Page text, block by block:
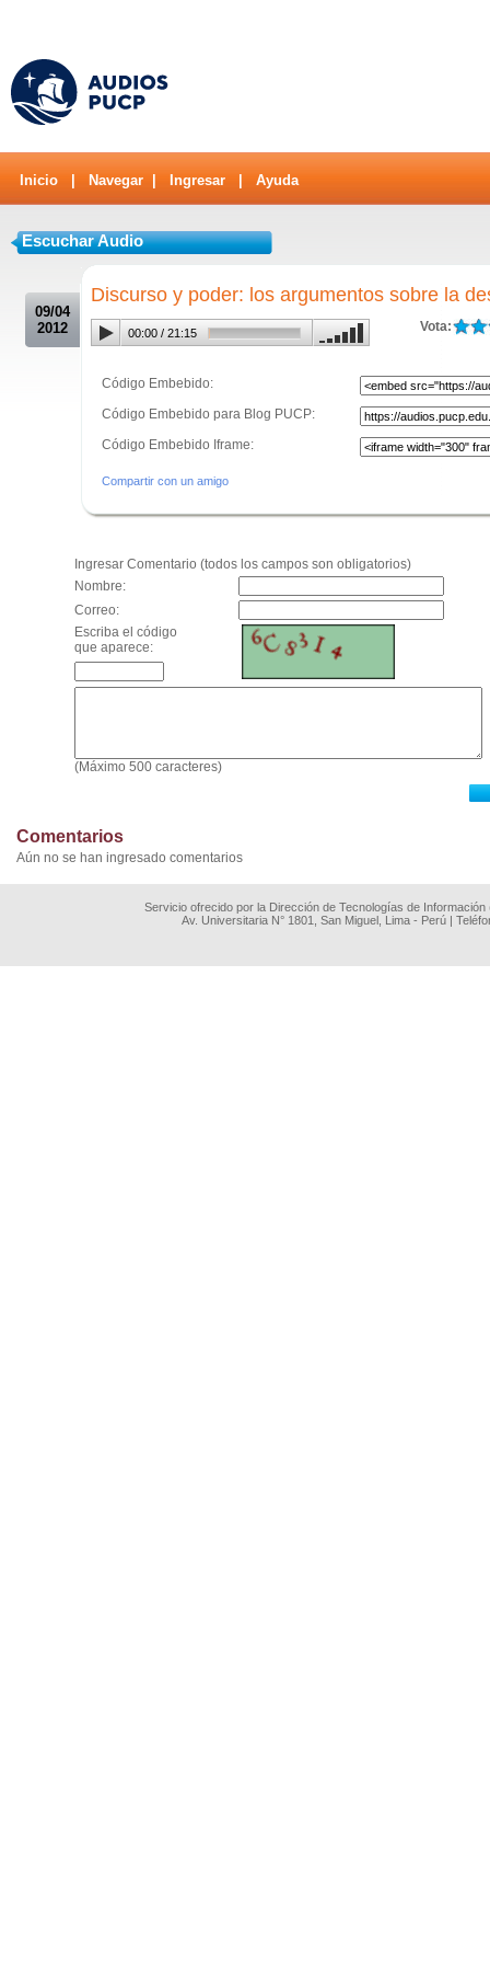
Inicio Navegar Ingresar Ayuda
Escuchar Audio
09/04
2012
Discurso y poder: los argumentos sobre la
Vota:
00:00 / 21:15
Código Embebido:
Código Embebido para Blog PUCP:
Código Embebido Iframe:
Compartir con un amigo
Ingresar Comentario (todos los campos son obligatorios)
Nombre:
Correo:
Escriba el código
que aparece:
(Máximo 500 caracteres)
Comentarios
Aún no se han ingresado comentarios
Servicio ofrecido por la Dirección de Tecnologías de
Av. Universitaria N° 1801, San Miguel, Lima - Perú |